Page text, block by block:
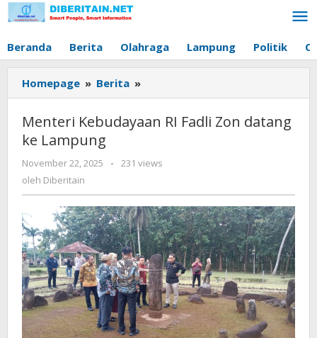
Lewati
ke
Beranda Berita Olahraga Lampung Politik
Homepage » Berita »
Kebudayaan
Fadli
datang
Lampung
Menteri Kebudayaan RI Fadli Zon datang
ke Lampung
November 22, 2025
oleh
-
231 views
oleh Diberitain